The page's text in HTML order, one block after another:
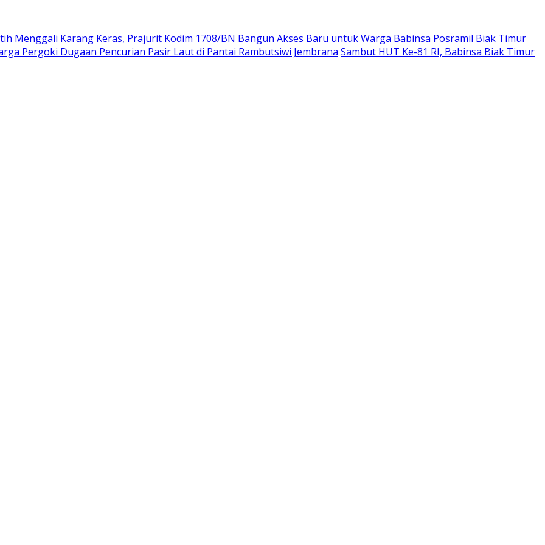
Menggali Karang Keras, Prajurit Kodim 1708/BN Bangun Akses Baru untuk Warga Babinsa Posramil Biak Timur
Pergoki Dugaan Pencurian Pasir Laut di Pantai Rambutsiwi Jembrana Sambut HUT Ke-81 RI, Babinsa Biak Timur